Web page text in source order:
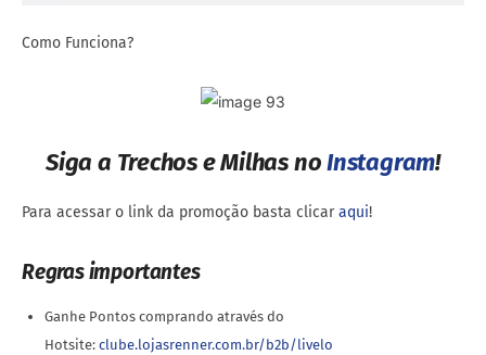
Como Funciona?
Siga a Trechos e Milhas noInstagram!
Para acessar o link da promoção basta clicaraqui!
Regras importantes
Ganhe Pontos comprando através do
Hotsite: clube.lojasrenner.com.br/b2b/livelo